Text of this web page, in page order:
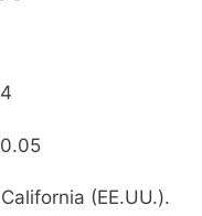
(EE.UU.).